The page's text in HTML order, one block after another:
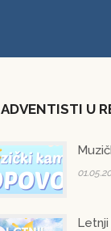
ADVENTISTI U